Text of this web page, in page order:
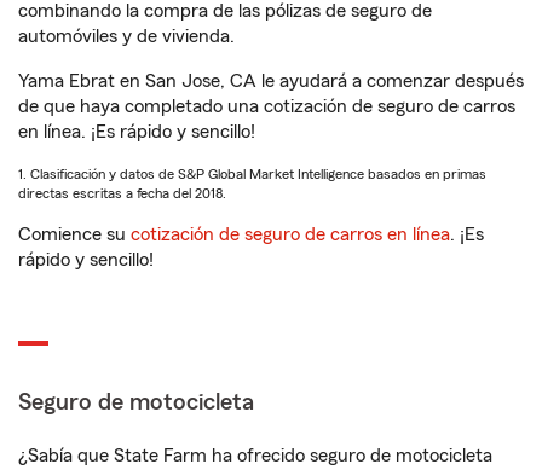
combinando la compra de las pólizas de seguro de
automóviles y de vivienda.
Yama Ebrat en San Jose, CA le ayudará a comenzar después
de que haya completado una cotización de seguro de carros
en línea. ¡Es rápido y sencillo!
1. Clasificación y datos de S&P Global Market Intelligence basados en primas
directas escritas a fecha del 2018.
Comience su cotización de seguro de carros en línea. ¡Es
rápido y sencillo!
Seguro de motocicleta
¿Sabía que State Farm ha ofrecido seguro de motocicleta